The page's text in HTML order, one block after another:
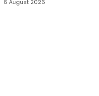
6 August 2026